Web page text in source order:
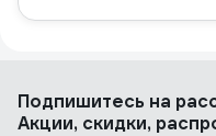
Подпишитесь на
Акции, скидки,